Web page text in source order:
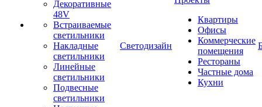
Декоративные
48V
Встраиваемые
светильники
Накладные
светильники
Линейные
светильники
Подвесные
светильники
Светодизайн
Квартиры
Офисы
Коммерческие
помещения
Рестораны
Частные дома
Кухни